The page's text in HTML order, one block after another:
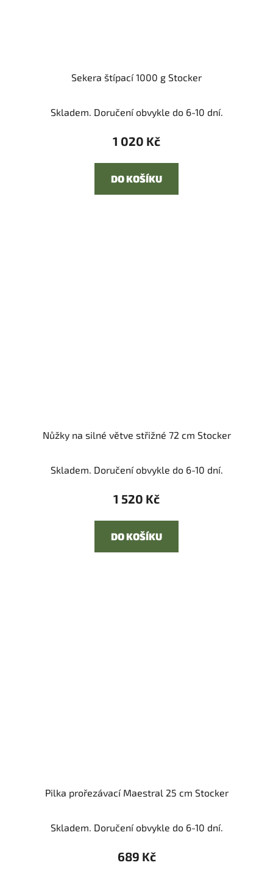
Sekera štípací 1000 g Stocker
Skladem. Doručení obvykle do 6-10 dní.
1 020 Kč
DO KOŠÍKU
Nůžky na silné větve střižné 72 cm Stocker
Skladem. Doručení obvykle do 6-10 dní.
1 520 Kč
DO KOŠÍKU
Pilka prořezávací Maestral 25 cm Stocker
Skladem. Doručení obvykle do 6-10 dní.
689 Kč